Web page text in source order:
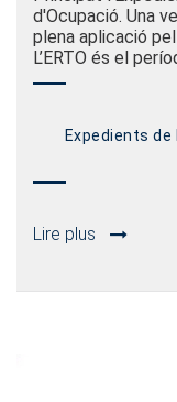
d'Ocupació. Una
plena aplicació
L’ERTO és el
Expedients de
Lire plus